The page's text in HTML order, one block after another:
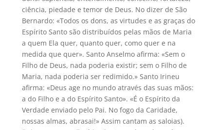
ciência, piedade e temor de Deus. No dizer de São
Bernardo: «Todos os dons, as virtudes e as graças do
Espírito Santo são distribuídos pelas mãos de Maria
a quem Ela quer, quanto quer, como quer e na
medida que quer». Santo Anselmo afirma: «Sem o
Filho de Deus, nada poderia existir; sem o Filho de
Maria, nada poderia ser redimido.» Santo Irineu
afirma: «Deus age no mundo através das suas mãos:
a do Filho e a do Espírito Santo». «É o Espírito da
Verdade enviado pelo Pai. No fogo da Caridade,
nossas almas, abrasai!» Assim cantam as saloias).